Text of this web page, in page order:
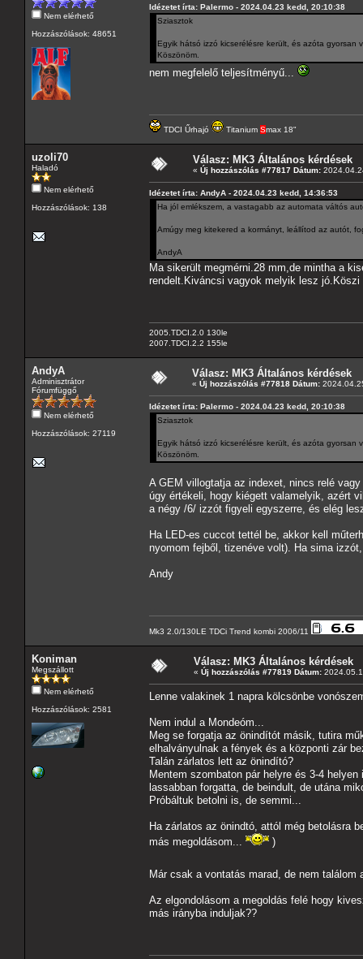
Nem elérhető
Hozzászólások: 48651
Idézetet írta: Palermo - 2024.04.23 kedd, 20:10:38
Sziasztok
Egyik hátsó izzó kicserélésre került, és azóta
Köszönöm.
nem megfelelő teljesítményű...
TDCI Űrhajó Titanium Smax 18"
uzoli70
Haladó
Nem elérhető
Hozzászólások: 138
Válasz: MK3 Általános kérdések
« Új hozzászólás #77817 Dátum:
Idézetet írta: AndyA - 2024.04.23 kedd, 14:36:53
Ha jól emlékszem, a vastagabb az automata váltós
Amúgy meg kitekered a kormányt, leállítod az autót,
AndyA
Ma sikerült megmérni.28 mm,de mintha a
rendelt.Kiváncsi vagyok melyik lesz
2005.TDCI.2.0 130le
2007.TDCI.2.2 155le
AndyA
Adminisztrátor
Fórumfüggő
Nem elérhető
Hozzászólások: 27119
Válasz: MK3 Általános kérdések
« Új hozzászólás #77818 Dátum:
Idézetet írta: Palermo - 2024.04.23 kedd, 20:10:38
Sziasztok
Egyik hátsó izzó kicserélésre került, és azóta
Köszönöm.
A GEM villogtatja az indexet, nincs relé
úgy értékeli, hogy kiégett valamelyik, azért
a négy /6/ izzót figyeli egyszerre, és elég
Ha LED-es cuccot tettél be, akkor kell
nyomom fejből, tizenéve volt). Ha sima
Andy
Mk3 2.0/130LE TDCi Trend kombi 2006/11
Koniman
Megszállott
Nem elérhető
Hozzászólások: 2581
Válasz: MK3 Általános kérdések
« Új hozzászólás #77819 Dátum:
Lenne valakinek 1 napra kölcsönbe
Nem indul a Mondeóm...
Meg se forgatja az önindítót másik, tutira
elhalványulnak a fények és a központi zár
Talán zárlatos lett az önindító?
Mentem szombaton pár helyre és 3-4
lassabban forgatta, de beindult, de utána
Próbáltuk betolni is, de semmi...
Ha zárlatos az önindtó, attól még betolásra
más megoldásom...
)
Már csak a vontatás marad, de nem
Az elgondolásom a megoldás felé hogy
más irányba induljak??